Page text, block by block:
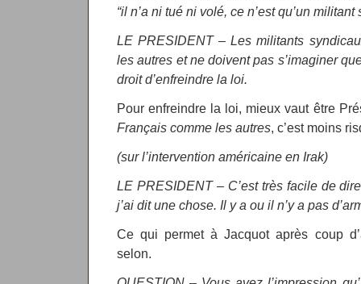
“il n’a ni tué ni volé, ce n’est qu’un militant
LE PRESIDENT – Les militants
les autres et ne doivent pas s’imaginer
droit d’enfreindre la loi.
Pour enfreindre la loi, mieux vaut être
Français comme les autres, c’est moins
(sur l’intervention américaine en Irak)
LE PRESIDENT – C’est très facile de
j’ai dit une chose. Il y a ou il n’y a pas
Ce qui permet à Jacquot après coup
selon.